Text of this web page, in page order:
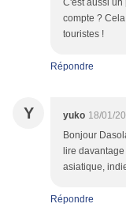
C'est aussi
compte ?
touristes !
Répondre
Y yuko 18/01/
Bonjour
lire
asiatique,
Répondre